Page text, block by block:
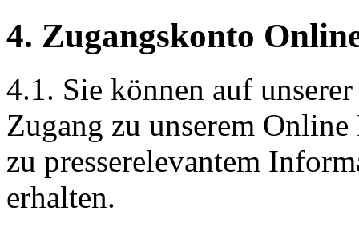
4. Zugangskonto
4.1. Sie können auf
Zugang zu unserem
zu presserelevantem
erhalten.